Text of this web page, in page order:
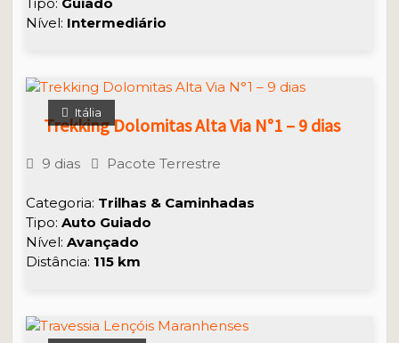
Nível: Intermediário
Itália
Trekking Dolomitas Alta Via N°1 – 9 dias
9 dias Pacote Terrestre
Categoria: Trilhas & Caminhadas
Tipo:Auto Guiado
Nível:Avançado
Distância: 115 km